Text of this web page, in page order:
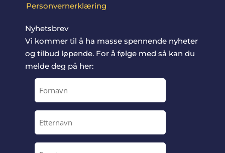
Personvernerklæring
Nyhetsbrev
Vi kommer til å ha masse spennende nyheter
og tilbud løpende. For å følge med så kan du
melde deg på her: